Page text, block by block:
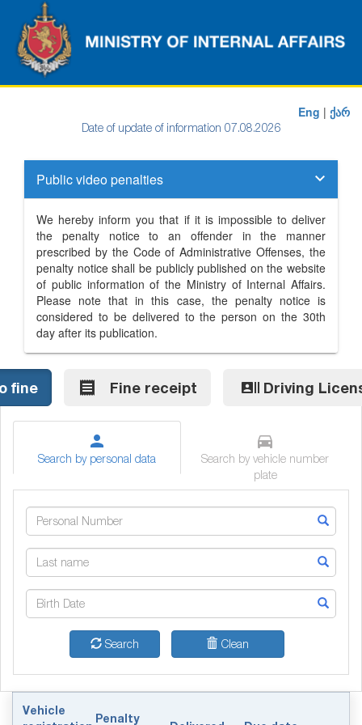
Eng | ქარ
Date of update of information 07.08.2026
Public video penalties
We hereby inform you that if it is impossible to deliver
the penalty notice to an offender in the manner
prescribed by the Code of Administrative Offenses, the
penalty notice shall be publicly published on the website
of public information of the Ministry of Internal Affairs.
Please note that in this case, the penalty notice is
considered to be delivered to the person on the 30th
day after its publication.
fine receipt_long
Fine receipt recent_actors Driving
person
Search by personal data
directions_car
Search by vehicle number
plate
Search Clean
Vehicle
Penalty